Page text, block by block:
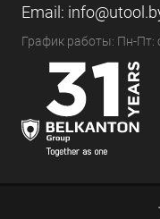
Email:
График работы: Пн-Пт: